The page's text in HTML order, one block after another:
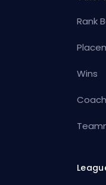
Rank
Wins